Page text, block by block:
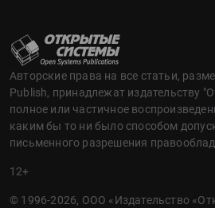
Авторские права на все статьи,
Publish, принадлежат издательству
полное или частичное
каким бы то ни было способом
письменного разрешения
12+
© 1996-2026, ООО «Издательство